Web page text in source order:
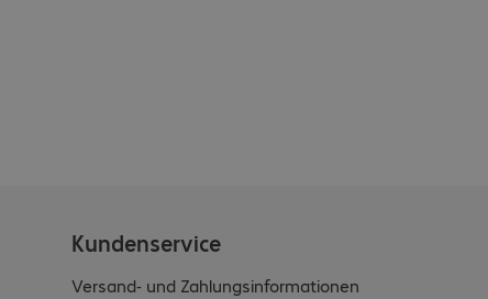
Kundenservice
Versand- und Zahlungsinformationen